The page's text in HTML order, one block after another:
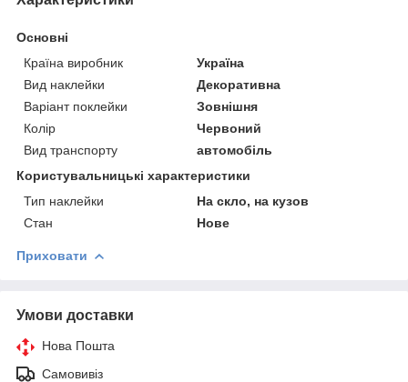
Основні
Країна виробник
Україна
Вид наклейки
Декоративна
Варіант поклейки
Зовнішня
Колір
Червоний
Вид транспорту
автомобіль
Користувальницькі характеристики
Тип наклейки
На скло, на кузов
Стан
Нове
Приховати
Умови доставки
Нова Пошта
Самовивіз